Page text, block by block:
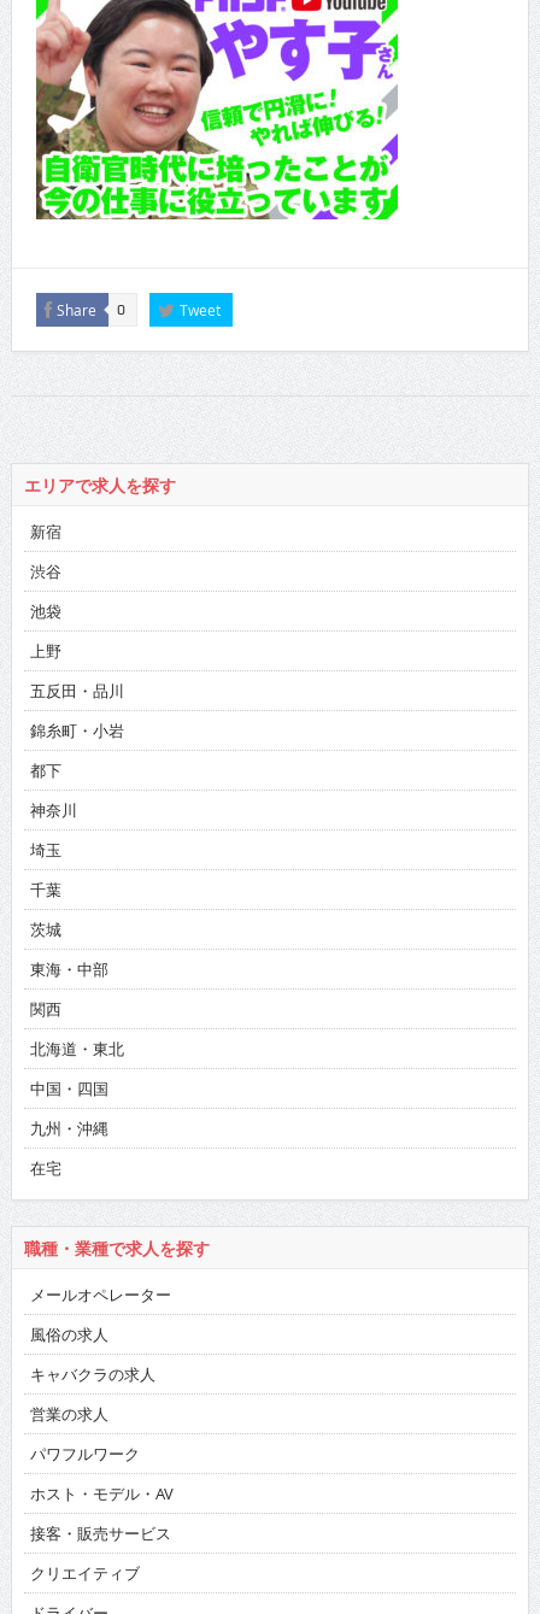
Share 0 Tweet
エリアで求人を探す
新宿
渋谷
池袋
上野
五反田・品川
錦糸町・小岩
都下
神奈川
埼玉
千葉
茨城
東海・中部
関西
北海道・東北
中国・四国
九州・沖縄
在宅
職種・業種で求人を探す
メールオペレーター
風俗の求人
キャバクラの求人
営業の求人
パワフルワーク
ホスト・モデル・AV
接客・販売サービス
クリエイティブ